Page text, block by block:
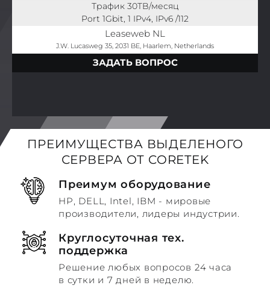
Трафик 30TB/месяц
Port 1Gbit, 1 IPv4, IPv6 /112
Leaseweb NL
J.W. Lucasweg 35, 2031 BE, Haarlem, Netherlands
ЗАДАТЬ ВОПРОС
ПРЕИМУЩЕСТВА ВЫДЕЛЕНОГО
СЕРВЕРА ОТ CORETEK
Преимум оборудование
HP, DELL, Intel, IBM - мировые
производители, лидеры индустрии.
Круглосуточная тех.
поддержка
Решение любых вопросов 24 часа
в сутки и 7 дней в неделю.